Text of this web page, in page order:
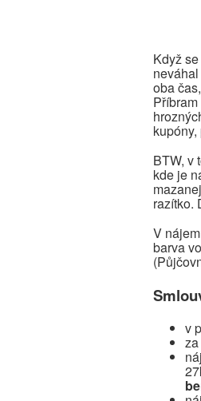
Když
oba
BTW, v
kde je
razítko.
V
barva
v
za